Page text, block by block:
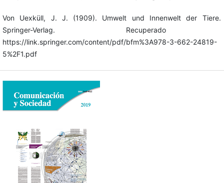
Von Uexküll, J. J. (1909). Umwelt und Innenwelt der Tiere.
Springer-Verlag.
https://link.springer.com/content/pdf/bfm%3A978-3-662-24819-
5%2F1.pdf